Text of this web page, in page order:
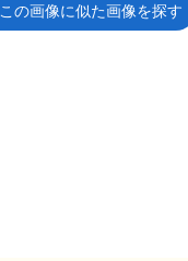
この画像に似た画像を探す